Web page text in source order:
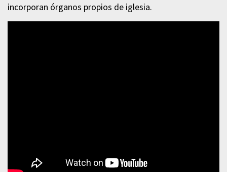
incorporan órganos propios de iglesia.